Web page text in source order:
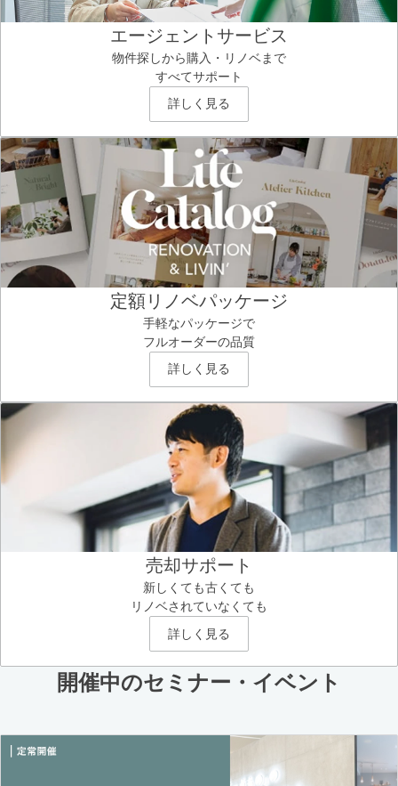
エージェントサービス
物件探しから購入・リノベまで
すべてサポート
詳しく見る
定額リノベパッケージ
手軽なパッケージで
フルオーダーの品質
詳しく見る
売却サポート
新しくても古くても
リノベされていなくても
詳しく見る
開催中のセミナー・イベント